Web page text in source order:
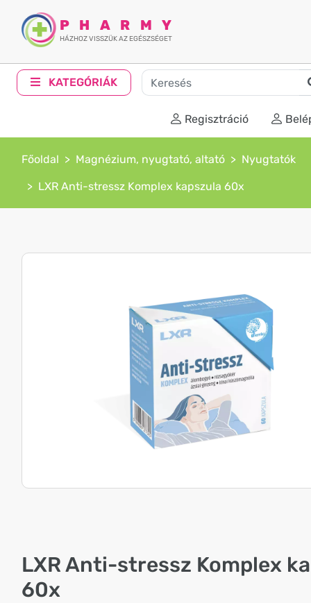
PHARMY
HÁZHOZ VISSZÜK AZ EGÉSZSÉGET
KATEGÓRIÁK
Regisztráció
Főoldal Magnézium, nyugtató, altató Nyugtatók
LXR Anti-stressz Komplex kapszula 60x
LXR Anti-stressz Komplex
60x